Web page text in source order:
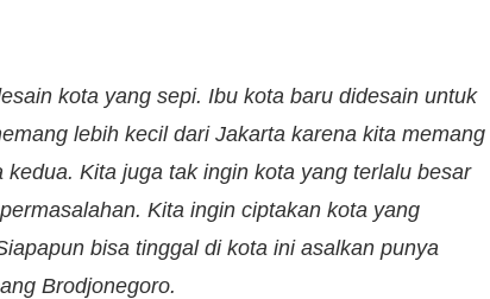
kota yang sepi. Ibu kota baru didesain untuk
lebih kecil dari Jakarta karena kita memang
Kita juga tak ingin kota yang terlalu besar
Kita ingin ciptakan kota yang
bisa tinggal di kota ini asalkan punya
Brodjonegoro.